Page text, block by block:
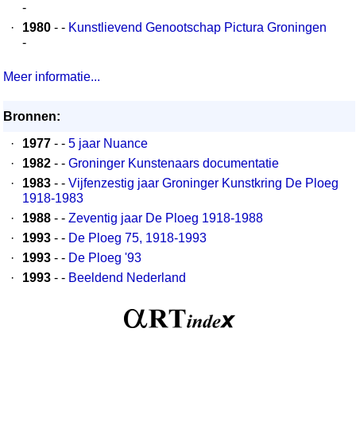
-
·
1980 - - Kunstlievend Genootschap Pictura Groningen
-
Meer informatie...
Bronnen:
·
1977 - - 5 jaar Nuance
·
1982 - - Groninger Kunstenaars documentatie
·
1983 - - Vijfenzestig jaar Groninger Kunstkring De Ploeg
1918-1983
·
1988 - - Zeventig jaar De Ploeg 1918-1988
·
1993 - - De Ploeg 75, 1918-1993
·
1993 - - De Ploeg '93
·
1993 - - Beeldend Nederland